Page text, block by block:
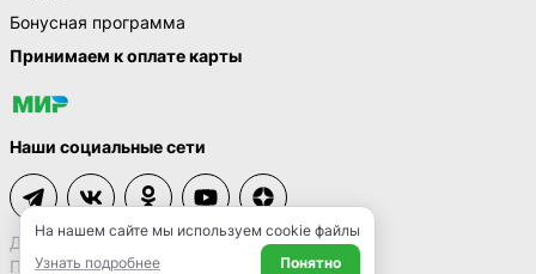
Бонусная программа
Принимаем к оплате карты
Наши социальные сети
Договор-оферта
Политика конфиденциальности
На нашем сайте мы используем cookie файлы
Узнать подробнее
Понятно